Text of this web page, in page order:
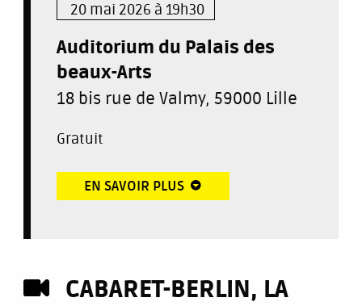
20 mai 2026 à 19h30
Auditorium du Palais des
beaux-Arts
18 bis rue de Valmy, 59000 Lille
Gratuit
EN SAVOIR PLUS
CABARET-BERLIN, LA